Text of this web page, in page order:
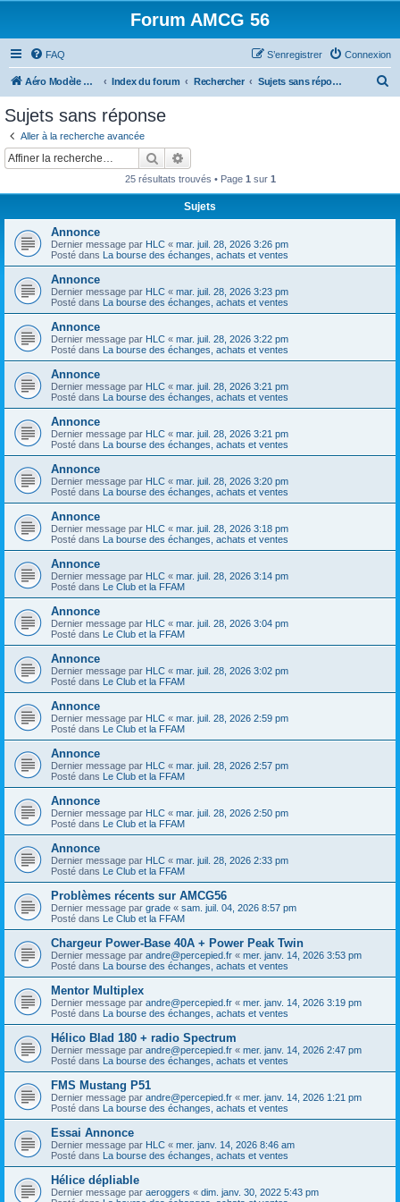
Forum AMCG 56
FAQ Connexion
S’enregistrer
Aéro Modèle Club du Golfe Index du forum Rechercher Sujets sans réponse
Sujets sans réponse
Aller à la recherche avancée
Rechercher
25 résultats trouvés • Page 1 sur 1
Sujets
Annonce
Dernier message par HLC « mar. juil. 28, 2026 3:26 pm
Posté dans La bourse des échanges, achats et ventes
Annonce
Dernier message par HLC « mar. juil. 28, 2026 3:23 pm
Posté dans La bourse des échanges, achats et ventes
Annonce
Dernier message par HLC « mar. juil. 28, 2026 3:22 pm
Posté dans La bourse des échanges, achats et ventes
Annonce
Dernier message par HLC « mar. juil. 28, 2026 3:21 pm
Posté dans La bourse des échanges, achats et ventes
Annonce
Dernier message par HLC « mar. juil. 28, 2026 3:21 pm
Posté dans La bourse des échanges, achats et ventes
Annonce
Dernier message par HLC « mar. juil. 28, 2026 3:20 pm
Posté dans La bourse des échanges, achats et ventes
Annonce
Dernier message par HLC « mar. juil. 28, 2026 3:18 pm
Posté dans La bourse des échanges, achats et ventes
Annonce
Dernier message par HLC « mar. juil. 28, 2026 3:14 pm
Posté dans Le Club et la FFAM
Annonce
Dernier message par HLC « mar. juil. 28, 2026 3:04 pm
Posté dans Le Club et la FFAM
Annonce
Dernier message par HLC « mar. juil. 28, 2026 3:02 pm
Posté dans Le Club et la FFAM
Annonce
Dernier message par HLC « mar. juil. 28, 2026 2:59 pm
Posté dans Le Club et la FFAM
Annonce
Dernier message par HLC « mar. juil. 28, 2026 2:57 pm
Posté dans Le Club et la FFAM
Annonce
Dernier message par HLC « mar. juil. 28, 2026 2:50 pm
Posté dans Le Club et la FFAM
Annonce
Dernier message par HLC « mar. juil. 28, 2026 2:33 pm
Posté dans Le Club et la FFAM
Problèmes récents sur AMCG56
Dernier message par grade « sam. juil. 04, 2026 8:57 pm
Posté dans Le Club et la FFAM
Chargeur Power-Base 40A + Power Peak Twin
Dernier message par andre@percepied.fr « mer. janv. 14, 2026 3:53 pm
Posté dans La bourse des échanges, achats et ventes
Mentor Multiplex
Dernier message par andre@percepied.fr « mer. janv. 14, 2026 3:19 pm
Posté dans La bourse des échanges, achats et ventes
Hélico Blad 180 + radio Spectrum
Dernier message par andre@percepied.fr « mer. janv. 14, 2026 2:47 pm
Posté dans La bourse des échanges, achats et ventes
FMS Mustang P51
Dernier message par andre@percepied.fr « mer. janv. 14, 2026 1:21 pm
Posté dans La bourse des échanges, achats et ventes
Essai Annonce
Dernier message par HLC « mer. janv. 14, 2026 8:46 am
Posté dans La bourse des échanges, achats et ventes
Hélice dépliable
Dernier message par aeroggers « dim. janv. 30, 2022 5:43 pm